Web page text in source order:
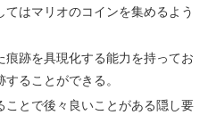
はマリオのコインを集めるよう
痕跡を具現化する能力を持ってお
ることができる。
ことで後々良いことがある隠し要